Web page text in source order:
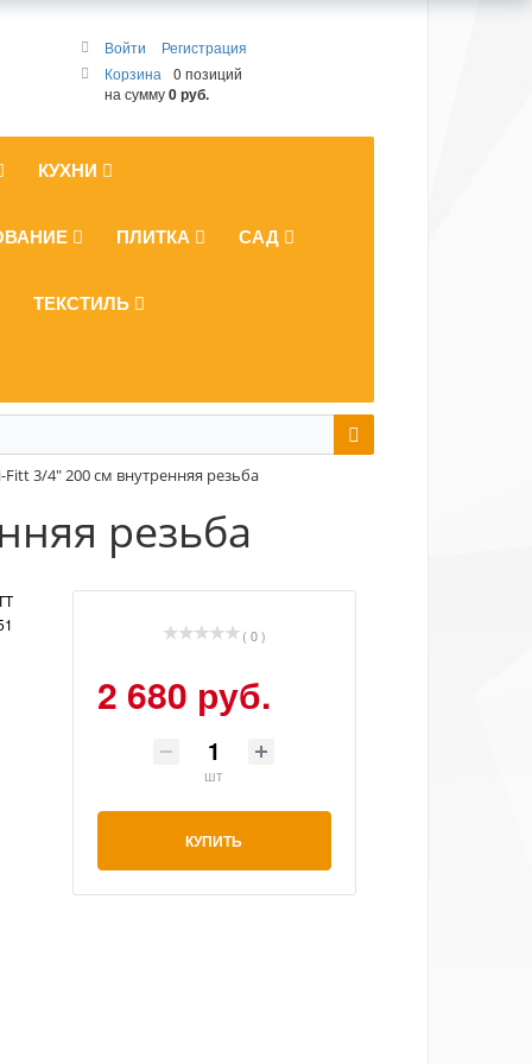
Войти
Регистрация
Корзина
0 позиций
на сумму0 руб.
КУХНИ
ПЛИТКА САД
ТЕКСТИЛЬ
Fitt 3/4" 200 см внутренняя резьба
резьба
( 0 )
2 680 руб.
шт
КУПИТЬ